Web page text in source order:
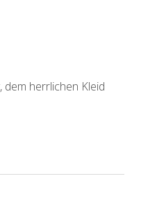
herrlichen Kleid